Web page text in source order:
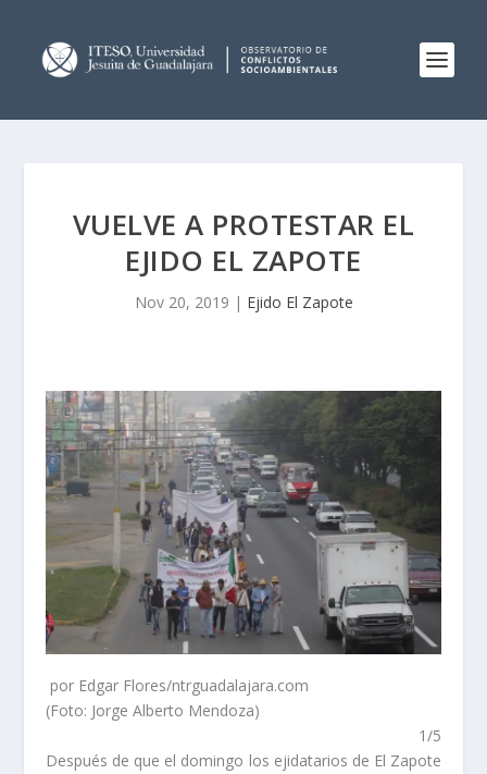
VUELVE A PROTESTAR EL
EJIDO EL ZAPOTE
Nov 20, 2019 | Ejido El Zapote
por Edgar Flores/ntrguadalajara.com
(Foto: Jorge Alberto Mendoza)
1/5
Después de que el domingo los ejidatarios de El Zapote